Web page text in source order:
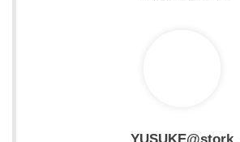
YUSUKE@stork